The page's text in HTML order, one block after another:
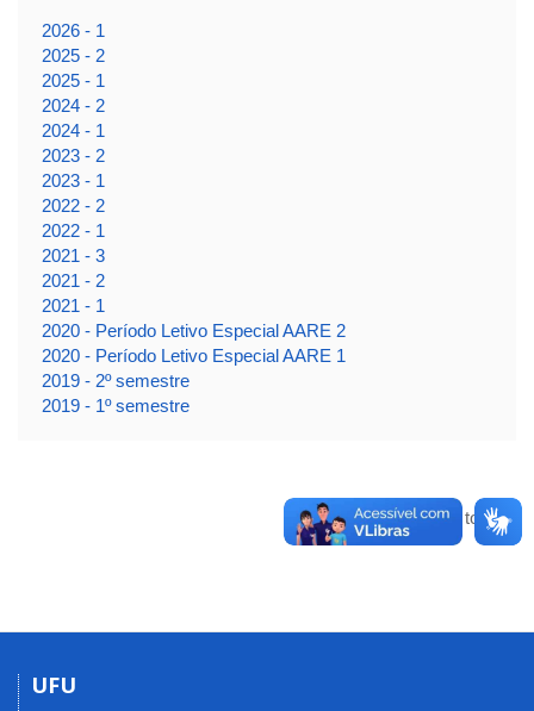
2026 - 1
2025 - 2
2025 - 1
2024 - 2
2024 - 1
2023 - 2
2023 - 1
2022 - 2
2022 - 1
2021 - 3
2021 - 2
2021 - 1
2020 - Período Letivo Especial AARE 2
2020 - Período Letivo Especial AARE 1
2019 - 2º semestre
2019 - 1º semestre
Voltar para o topo
UFU